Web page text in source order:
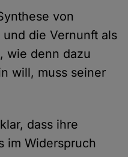
von
die Vernunft als
wie denn dazu
will, muss seiner
dass ihre
im Widerspruch